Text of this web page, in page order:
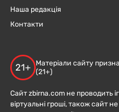
Наша редакція
Контакти
21+
Матеріали сайту
(21+)
Сайт zbirna.com не проводить
віртуальні гроші, також сайт